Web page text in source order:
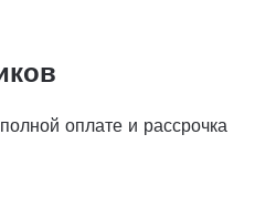
оплате и рассрочка